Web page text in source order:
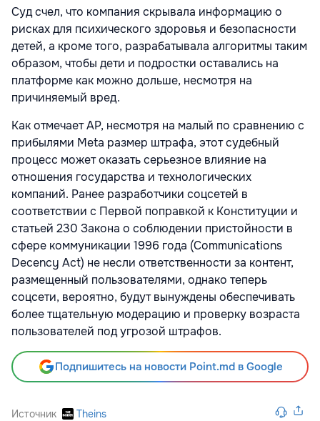
Суд счел, что компания скрывала информацию о
рисках для психического здоровья и безопасности
детей, а кроме того, разрабатывала алгоритмы таким
образом, чтобы дети и подростки оставались на
платформе как можно дольше, несмотря на
причиняемый вред.
Как отмечает AP, несмотря на малый по сравнению с
прибылями Meta размер штрафа, этот судебный
процесс может оказать серьезное влияние на
отношения государства и технологических
компаний. Ранее разработчики соцсетей в
соответствии с Первой поправкой к Конституции и
статьей 230 Закона о соблюдении пристойности в
сфере коммуникации 1996 года (Communications
Decency Act) не несли ответственности за контент,
размещенный пользователями, однако теперь
соцсети, вероятно, будут вынуждены обеспечивать
более тщательную модерацию и проверку возраста
пользователей под угрозой штрафов.
Подпишитесь на новости Point.md в Google
Источник Theins